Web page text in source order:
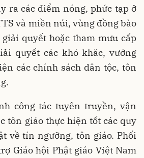
ra các điểm nóng, phức tạp ở
và miền núi, vùng đồng bào
quyết hoặc tham mưu cấp
quyết các khó khăc, vướng
các chính sách dân tộc, tôn
công tác tuyên truyền, vận
tôn giáo thực hiện tốt các quy
về tín ngưỡng, tôn giáo. Phối
Giáo hội Phật giáo Việt Nam